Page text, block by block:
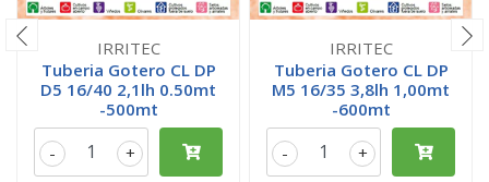
IRRITEC
Tuberia Gotero CL DP
D5 16/40 2,1lh 0.50mt
-500mt
+
-
IRRITEC
Tuberia Gotero CL DP
M5 16/35 3,8lh 1,00mt
-600mt
+
-